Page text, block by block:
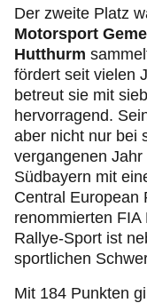
Der zweite Platz
Motorsport
Hutthurm
fördert seit vielen
betreut sie mit
hervorragend.
aber nicht nur bei
vergangenen
Südbayern mit
Central European
renommierten
Rallye-Sport ist
sportlichen
Mit 184 Punkten